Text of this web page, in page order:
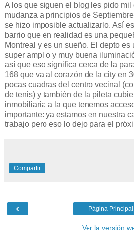
A los que siguen el blog les pido mil
mudanza a principios de
se hizo imposible actualizarlo. Así
barrio que en realidad es una
Montreal y es un sueño. El depto es
super amplio y muy buena
así que eso significa cerca de la
168 que va al corazón de la city en
pocas cuadras del centro vecinal
de tenis) y también de la pileta
inmobiliaria a la que tenemos
importante: ya estamos en nuestra
trabajo pero eso lo dejo para el
Compartir
‹ Página Principal
Ver la versión